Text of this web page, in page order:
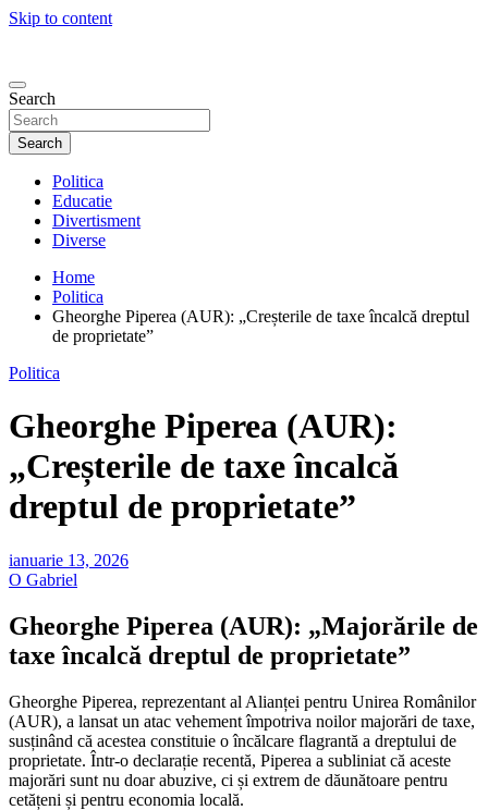
Skip to content
Search
Search
Politica
Educatie
Divertisment
Diverse
Home
Politica
Gheorghe Piperea (AUR): „Creșterile de taxe încalcă dreptul
de proprietate”
Politica
Gheorghe Piperea (AUR):
„Creșterile de taxe încalcă
dreptul de proprietate”
ianuarie 13, 2026
O Gabriel
Gheorghe Piperea (AUR): „Majorările de
taxe încalcă dreptul de proprietate”
Gheorghe Piperea, reprezentant al Alianței pentru Unirea Românilor
(AUR), a lansat un atac vehement împotriva noilor majorări de taxe,
susținând că acestea constituie o încălcare flagrantă a dreptului de
proprietate. Într-o declarație recentă, Piperea a subliniat că aceste
majorări sunt nu doar abuzive, ci și extrem de dăunătoare pentru
cetățeni și pentru economia locală.